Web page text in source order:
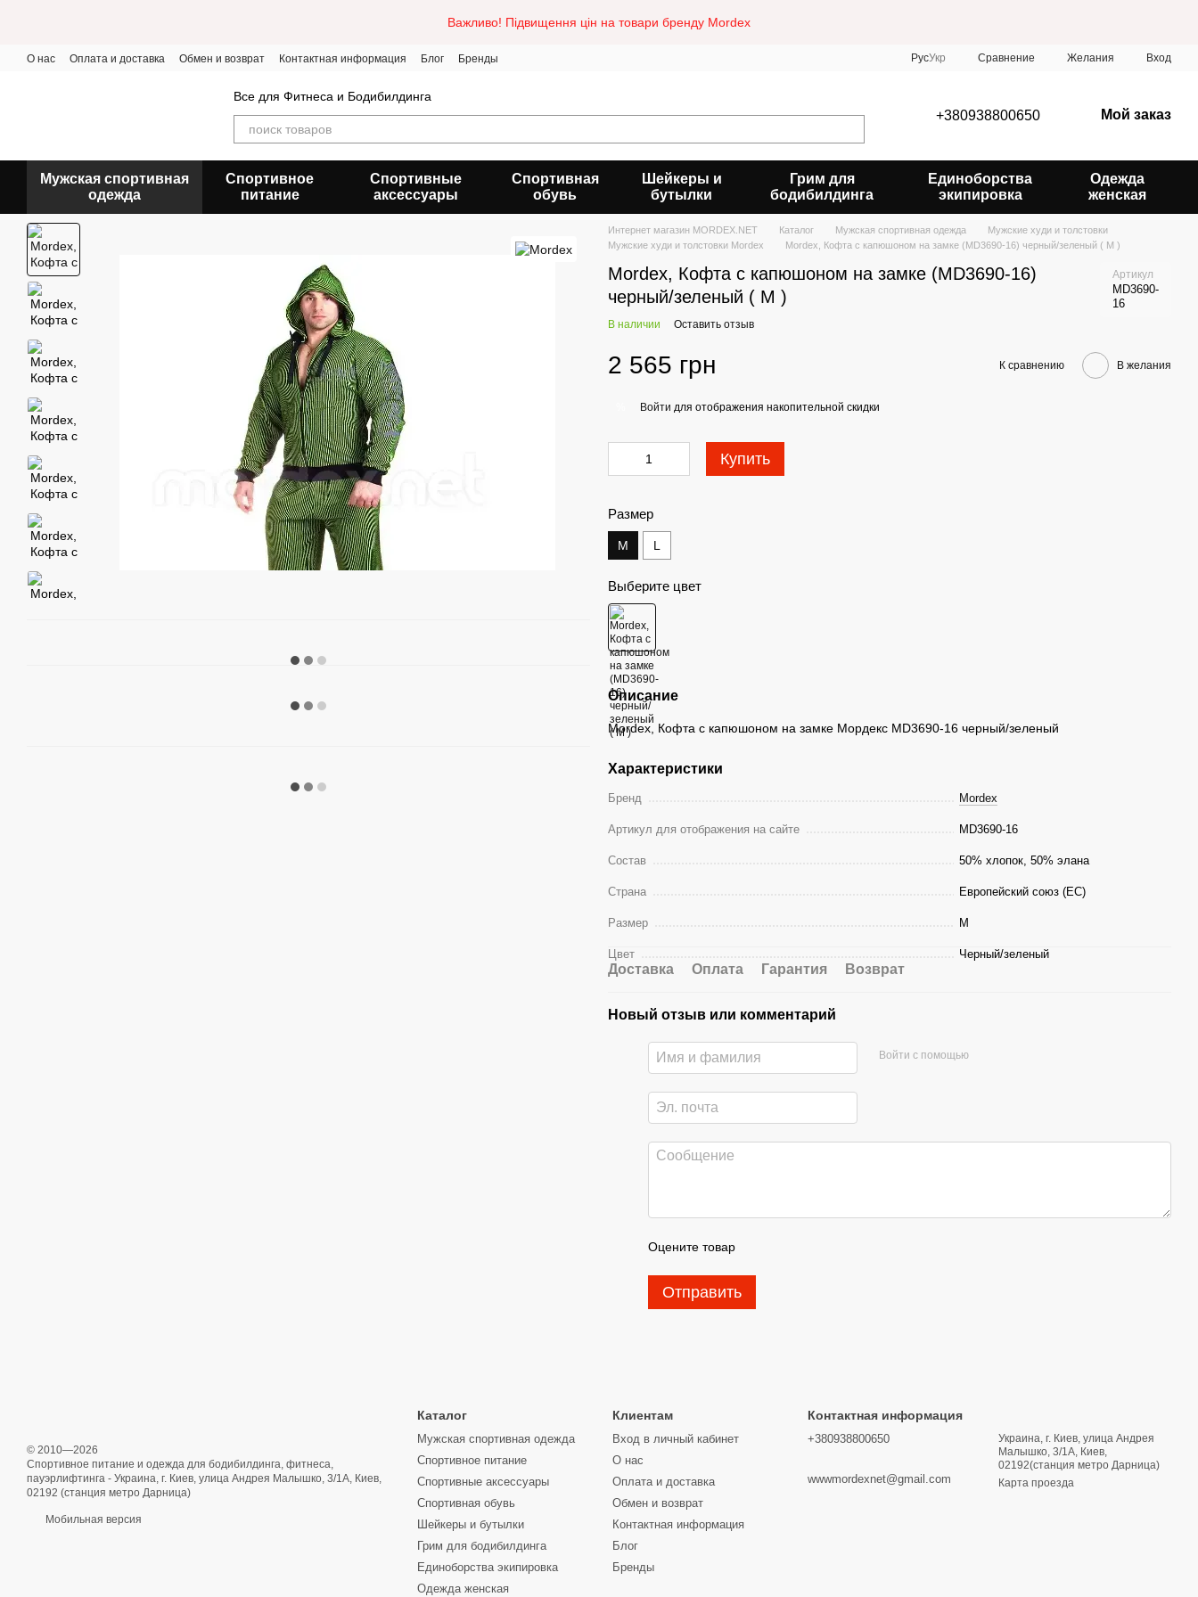
Важливо! Підвищення цін на товари бренду Mordex
О нас Оплата и доставка Обмен и возврат Контактная информация Блог Бренды РусУкр Сравнение Желания Вход
Все для Фитнеса и Бодибилдинга
+380938800650 Мой заказ
Мужская спортивная
одежда
Спортивное
питание
Спортивные
аксессуары
Спортивная
обувь
Шейкеры и
бутылки
Грим для
бодибилдинга
Единоборства
экипировка
Одежда
женская
Интернет магазин MORDEX.NET Каталог Мужская спортивная одежда
Мужские худи и толстовки
Мужские худи и толстовки Mordex
Mordex, Кофта с капюшоном на замке (MD3690-16) черный/зеленый ( M )
Mordex, Кофта с капюшоном на замке (MD3690-16)
черный/зеленый ( M )
Артикул
MD3690-
16
В наличии Оставить отзыв
2 565 грн К сравнению В желания
Войти для отображения накопительной скидки
Купить
Размер
M L
Выберите цвет
Описание
Mordex, Кофта с капюшоном на замке Мордекс MD3690-16 черный/зеленый
Характеристики
Бренд Mordex
Артикул для отображения на сайте MD3690-16
Состав 50% хлопок, 50% элана
Страна Европейский союз (ЕС)
Размер M
Цвет Черный/зеленый
Доставка Оплата Гарантия Возврат
Новый отзыв или комментарий
Войти с помощью
Оцените товар
Отправить
© 2010—2026
Спортивное питание и одежда для бодибилдинга, фитнеса,
пауэрлифтинга - Украина, г. Киев, улица Андрея Малышко, 3/1А, Киев,
02192 (станция метро Дарница)
Мобильная версия
Каталог
Мужская спортивная одежда
Спортивное питание
Спортивные аксессуары
Спортивная обувь
Шейкеры и бутылки
Грим для бодибилдинга
Единоборства экипировка
Одежда женская
Клиентам
Вход в личный кабинет
О нас
Оплата и доставка
Обмен и возврат
Контактная информация
Блог
Бренды
Контактная информация
+380938800650
wwwmordexnet@gmail.com
Украина, г. Киев, улица Андрея
Малышко, 3/1А, Киев,
02192(станция метро Дарница)
Карта проезда